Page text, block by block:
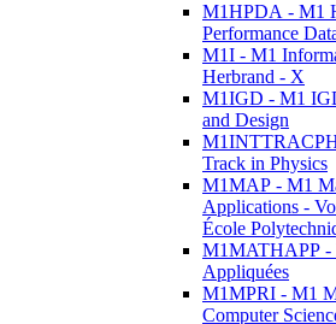
M1HPDA - M1
Performance
M1I - M1
Herbrand - X
M1IGD - M1
and Design
Track in Physics
M1MAP - M1
Applications -
École
M1MATHAPP -
Appliquées
M1MPRI - M1
Computer